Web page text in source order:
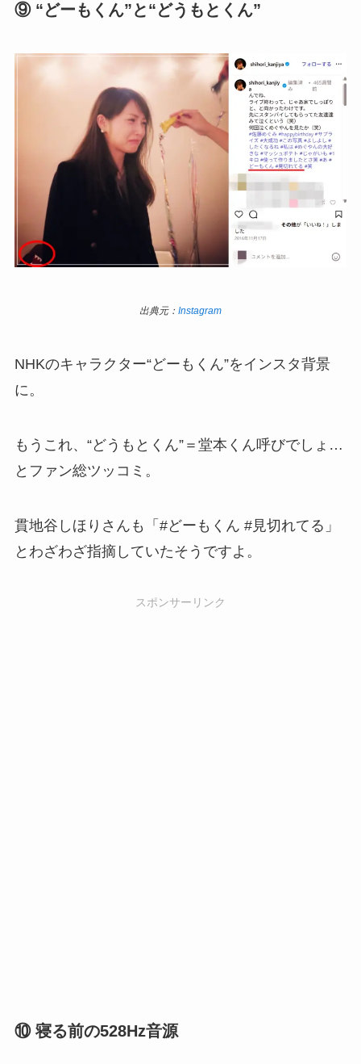
⑨ “どーもくん”と“どうもとくん”
出典元： Instagram
NHKのキャラクター“どーもくん”をインスタ背景
に。
もうこれ、“どうもとくん”＝堂本くん呼びでしょ…
とファン総ツッコミ。
貫地谷しほりさんも「#どーもくん #見切れてる」
とわざわざ指摘していたそうですよ。
スポンサーリンク
⑩ 寝る前の528Hz音源